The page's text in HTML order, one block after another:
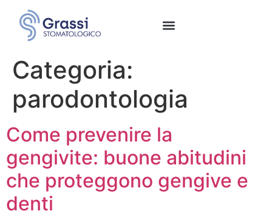
Categoria:
parodontologia
Come prevenire la
gengivite: buone abitudini
che proteggono gengive e
denti